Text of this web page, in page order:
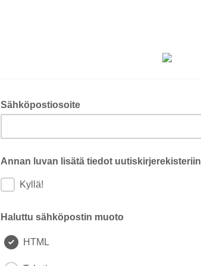
Sähköpostiosoite
Annan luvan lisätä tiedot uutiskirjerekisteriin
Kyllä!
Haluttu sähköpostin muoto
HTML